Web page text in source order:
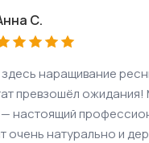
С.
наращивание
превзошёл ожидания!
настоящий
очень натурально и